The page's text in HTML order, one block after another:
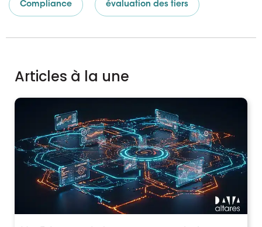
Compliance évaluation des tiers
Articles à la une